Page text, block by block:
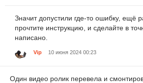
Значит допустили где-то ошибку, ещё
прочтите инструкцию, и сделайте в
написано.
Vip 10 июня 2024 00:23
Один видео ролик перевела и